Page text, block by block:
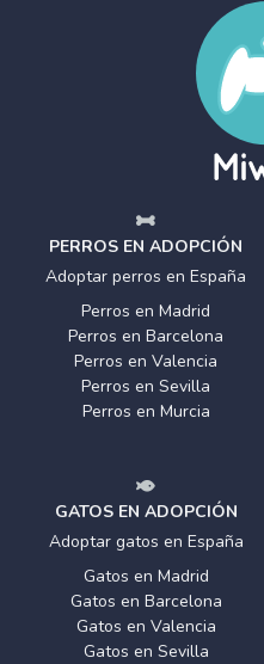
PERROS EN ADOPCIÓN
Adoptar perros en España
Perros en Madrid
Perros en Barcelona
Perros en Valencia
Perros en Sevilla
Perros en Murcia
GATOS EN ADOPCIÓN
Adoptar gatos en España
Gatos en Madrid
Gatos en Barcelona
Gatos en Valencia
Gatos en Sevilla